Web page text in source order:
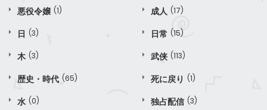
悪役令嬢 (1) 成人 (17)
日 (3) 日常 (15)
木 (3) 武侠 (113)
歴史・時代 (65) 死に戻り (1)
水 (0) 独占配信 (3)